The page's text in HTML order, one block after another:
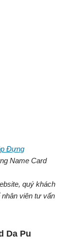
Đựng
Name Card
quý khách
nhân viên tư vấn
Da Pu